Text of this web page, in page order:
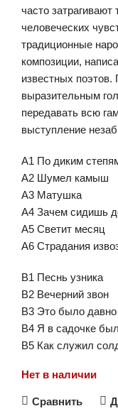
часто
человеческих
традиционные
композиции,
известных
выразительным
передавать всю
выступление
А1 По диким
А2 Шумел камыш
А3 Матушка
A4 Зачем сидишь
А5 Светит месяц
А6 Страдания
B1 Песнь узника
B2 Вечерний звон
B3 Это было давно
B4 Я в садочке
B5 Как служил
Нет в наличии
Сравнить